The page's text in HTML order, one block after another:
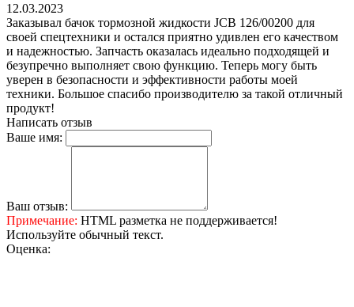
12.03.2023
Заказывал бачок тормозной жидкости JCB 126/00200 для
своей спецтехники и остался приятно удивлен его качеством
и надежностью. Запчасть оказалась идеально подходящей и
безупречно выполняет свою функцию. Теперь могу быть
уверен в безопасности и эффективности работы моей
техники. Большое спасибо производителю за такой отличный
продукт!
Написать отзыв
Ваше имя:
Ваш отзыв:
Примечание: HTML разметка не поддерживается!
Используйте обычный текст.
Оценка: